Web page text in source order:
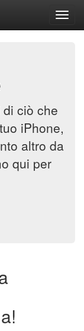
ciò che
iPhone,
altro da
qui per